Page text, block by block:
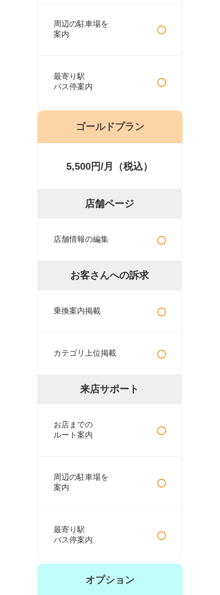
周辺の駐車場を
案内
○
最寄り駅
バス停案内
○
ゴールドプラン
5,500円/月（税込）
店舗ページ
店舗情報の編集 ○
お客さんへの訴求
乗換案内掲載 ○
カテゴリ上位掲載 ○
来店サポート
お店までの
ルート案内
○
周辺の駐車場を
案内
○
最寄り駅
バス停案内
○
オプション